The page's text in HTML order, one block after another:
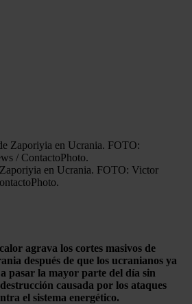
en Ucrania. FOTO: Victor
agrava los cortes masivos de
después de que los ucranianos ya
pasar la mayor parte del día sin
causada por los ataques
el sistema energético.